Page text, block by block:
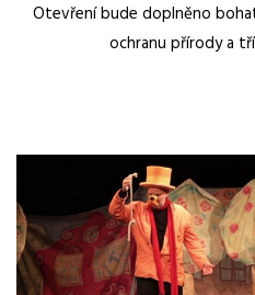
Otevření bude doplněno
ochranu přírody a